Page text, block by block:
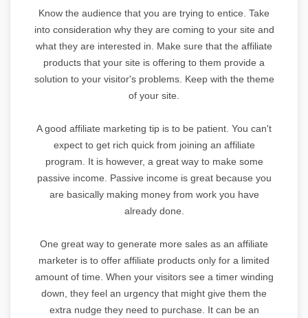
Know the audience that you are trying to entice. Take
into consideration why they are coming to your site and
what they are interested in. Make sure that the affiliate
products that your site is offering to them provide a
solution to your visitor's problems. Keep with the theme
of your site.
A good affiliate marketing tip is to be patient. You can't
expect to get rich quick from joining an affiliate
program. It is however, a great way to make some
passive income. Passive income is great because you
are basically making money from work you have
already done.
One great way to generate more sales as an affiliate
marketer is to offer affiliate products only for a limited
amount of time. When your visitors see a timer winding
down, they feel an urgency that might give them the
extra nudge they need to purchase. It can be an